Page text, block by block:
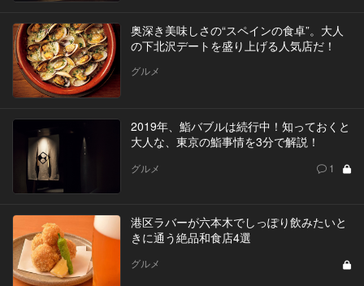
奥深き美味しさの“スペインの食卓”。大人
の下北沢デートを盛り上げる人気店だ！
グルメ
2019年、鮨バブルは続行中！知っておくと
大人な、東京の鮨事情を3分で解説！
グルメ 1
港区ラバーが六本木でしっぽり飲みたいと
きに通う絶品和食店4選
グルメ